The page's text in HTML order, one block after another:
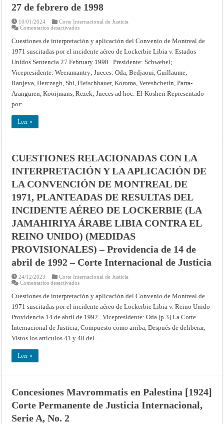
27 de febrero de 1998
10/01/2024
Corte Internacional de Justicia
Comentarios desactivadosen
RELACIONADAS
CON
LA
Y
APLICACIÓN
DEL
CONVENIO
DE
LOCKERBIE
JAMAHIRIYA
LIBIA
CONTRA
LOS
ESTADOS
UNIDOS
DE
AMÉRICA)
(EXCEPCIONES
PRELIMINARES)
Fallo
de
27
febrero
de
Cuestiones de interpretación y aplicación del Convenio de Montreal de
1971 suscitadas por el incidente aéreo de Lockerbie Libia v. Estados
Unidos Sentencia 27 February 1998 Presidente: Schwebel;
Vicepresidente: Weeramantry; Jueces: Oda, Bedjaoui, Guillaume,
Ranjeva, Herczegh, Shi, Fleischhauer, Koroma, Vereshchetin, Parra-
Aranguren, Kooijmans, Rezek; Jueces ad hoc: El-Kosheri Representado
por: …
Leer »
CUESTIONES RELACIONADAS CON LA
INTERPRETACIÓN Y LA APLICACIÓN DE
LA CONVENCIÓN DE MONTREAL DE
1971, PLANTEADAS DE RESULTAS DEL
INCIDENTE AÉREO DE LOCKERBIE (LA
JAMAHIRIYA ÁRABE LIBIA CONTRA EL
REINO UNIDO) (MEDIDAS
PROVISIONALES) – Providencia de 14 de
abril de 1992 – Corte Internacional de Justicia
24/12/2023
Corte Internacional de Justicia
Comentarios desactivadosen
RELACIONADAS
CON
LA
Y
LA
APLICACIÓN
DE
LA
RESULTAS
DEL
INCIDENTE
AÉREO
Cuestiones de interpretación y aplicación del Convenio de Montreal de
1971 suscitadas por el incidente aéreo de Lockerbie Libia v. Reino Unido
Providencia 14 de abril de 1992 Vicepresidente: Oda [p.3] La Corte
Internacional de Justicia, Compuesto como arriba, Después de deliberar,
Vistos los artículos 41 y 48 del …
Leer »
Concesiones Mavrommatis en Palestina [1924]
Corte Permanente de Justicia Internacional,
Serie A, No. 2